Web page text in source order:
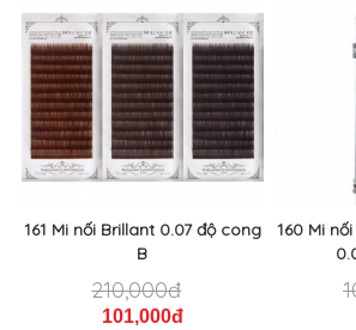
161 Mi nối Brillant 0.07 độ cong
B
210,000đ
101,000đ
160 Mi